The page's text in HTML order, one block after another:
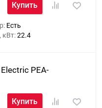
Купить
Есть
кВт:22.4
PEA-
Купить